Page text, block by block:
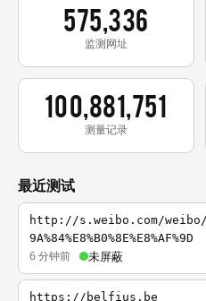
575,336
监测网址
100,881,751
测量记录
最近测试
http://s.weibo.com/weibo/
9A%84%E8%B0%8E%E8%AF%9D
6 分钟前 未屏蔽
https://belfius.be